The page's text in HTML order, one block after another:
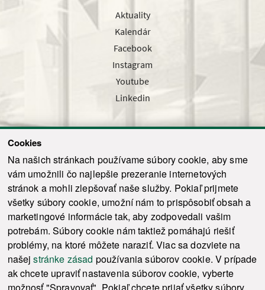
Cookies
Na našich stránkach používame súbory cookie, aby sme
vám umožnili čo najlepšie prezeranie internetových
stránok a mohli zlepšovať naše služby. Pokiaľ prijmete
všetky súbory cookie, umožní nám to prispôsobiť obsah a
marketingové informácie tak, aby zodpovedali vašim
potrebám. Súbory cookie nám taktiež pomáhajú riešiť
problémy, na ktoré môžete naraziť. Viac sa dozviete na
našejstránke zásad používania súborov cookie. V prípade
ak chcete upraviť nastavenia súborov cookie, vyberte
možnosť "Spravovať". Pokiaľ chcete prijať všetky súbory
Aktuality
Kalendár
Facebook
Instagram
Youtube
Linkedin
Odoslať
© 2021-2026 ku.sk. Všetky práva vyhradené. Ochrana osobných údajov
Vyhlásenie o prístupnosti |
Admin